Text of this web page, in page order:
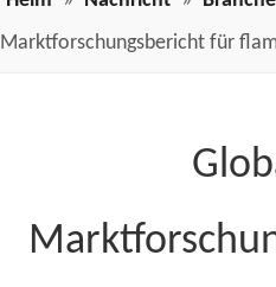
Marktforschungsbericht für